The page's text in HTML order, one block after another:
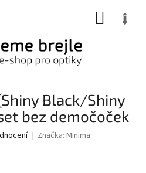
Black/Shiny
bez demočoček
Značka: Minima